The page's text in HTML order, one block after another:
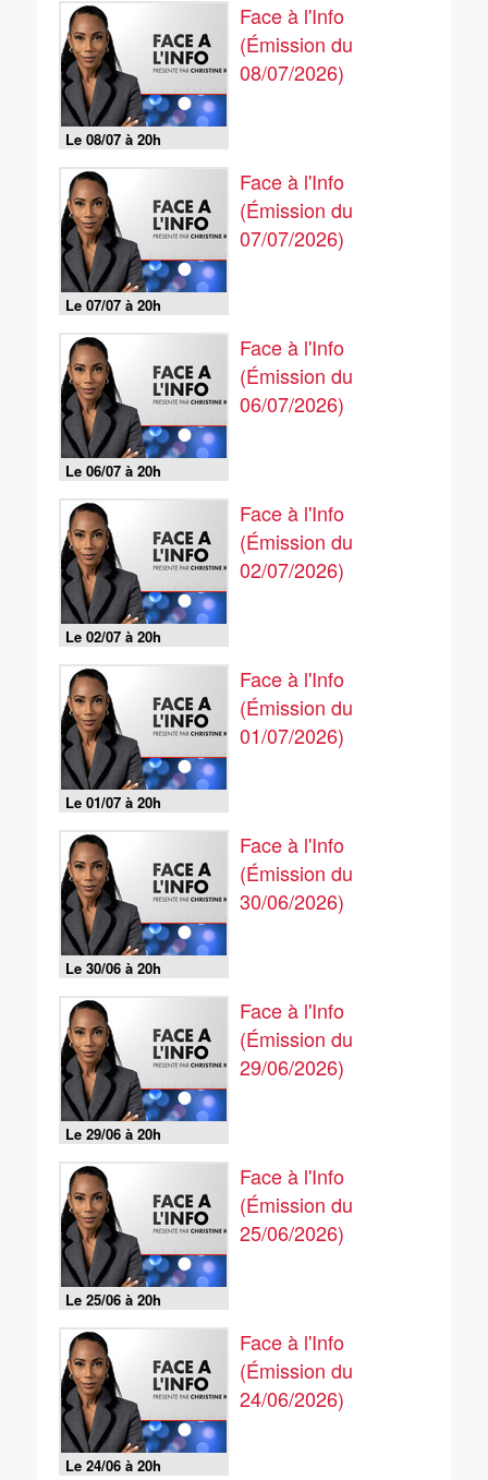
Le 08/07 à 20h
Face à l'Info
(Émission du
08/07/2026)
Le 07/07 à 20h
Face à l'Info
(Émission du
07/07/2026)
Le 06/07 à 20h
Face à l'Info
(Émission du
06/07/2026)
Le 02/07 à 20h
Face à l'Info
(Émission du
02/07/2026)
Le 01/07 à 20h
Face à l'Info
(Émission du
01/07/2026)
Le 30/06 à 20h
Face à l'Info
(Émission du
30/06/2026)
Le 29/06 à 20h
Face à l'Info
(Émission du
29/06/2026)
Le 25/06 à 20h
Face à l'Info
(Émission du
25/06/2026)
Le 24/06 à 20h
Face à l'Info
(Émission du
24/06/2026)